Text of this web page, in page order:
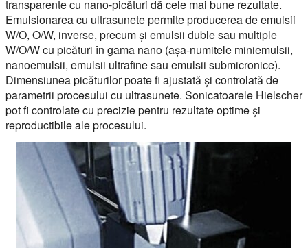
transparente cu nano-picături dă cele mai bune rezultate.
Emulsionarea cu ultrasunete permite producerea de emulsii
W/O, O/W, inverse, precum și emulsii duble sau multiple
W/O/W cu picături în gama nano (așa-numitele miniemulsii,
nanoemulsii, emulsii ultrafine sau emulsii submicronice).
Dimensiunea picăturilor poate fi ajustată și controlată de
parametrii procesului cu ultrasunete. Sonicatoarele Hielscher
pot fi controlate cu precizie pentru rezultate optime și
reproductibile ale procesului.